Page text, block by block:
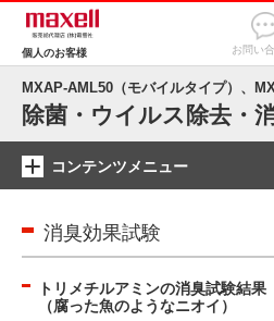
個人のお客様 お問い
MXAP-AML50（モバイルタイプ）、
除菌・ウイルス除去・
コンテンツメニュー
消臭効果試験
トリメチルアミンの消臭試験結果
（腐った魚のようなニオイ）